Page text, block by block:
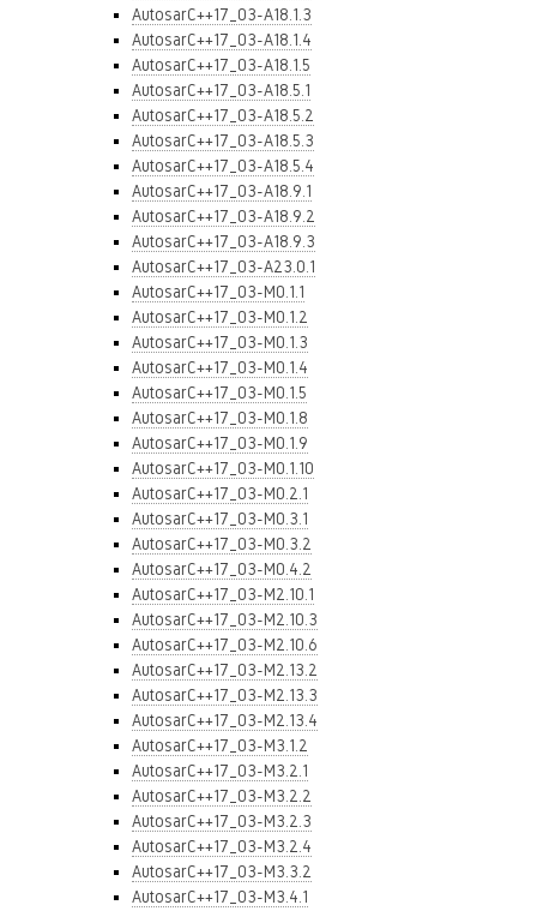
AutosarC++17_03-A18.1.3
AutosarC++17_03-A18.1.4
AutosarC++17_03-A18.1.5
AutosarC++17_03-A18.5.1
AutosarC++17_03-A18.5.2
AutosarC++17_03-A18.5.3
AutosarC++17_03-A18.5.4
AutosarC++17_03-A18.9.1
AutosarC++17_03-A18.9.2
AutosarC++17_03-A18.9.3
AutosarC++17_03-A23.0.1
AutosarC++17_03-M0.1.1
AutosarC++17_03-M0.1.2
AutosarC++17_03-M0.1.3
AutosarC++17_03-M0.1.4
AutosarC++17_03-M0.1.5
AutosarC++17_03-M0.1.8
AutosarC++17_03-M0.1.9
AutosarC++17_03-M0.1.10
AutosarC++17_03-M0.2.1
AutosarC++17_03-M0.3.1
AutosarC++17_03-M0.3.2
AutosarC++17_03-M0.4.2
AutosarC++17_03-M2.10.1
AutosarC++17_03-M2.10.3
AutosarC++17_03-M2.10.6
AutosarC++17_03-M2.13.2
AutosarC++17_03-M2.13.3
AutosarC++17_03-M2.13.4
AutosarC++17_03-M3.1.2
AutosarC++17_03-M3.2.1
AutosarC++17_03-M3.2.2
AutosarC++17_03-M3.2.3
AutosarC++17_03-M3.2.4
AutosarC++17_03-M3.3.2
AutosarC++17_03-M3.4.1